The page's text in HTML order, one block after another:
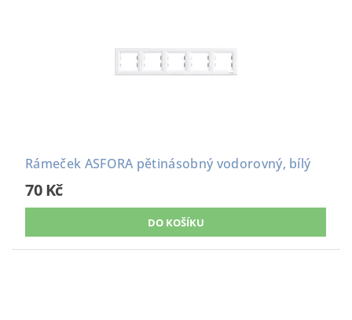
Rámeček ASFORA pětinásobný vodorovný, bílý
70 Kč